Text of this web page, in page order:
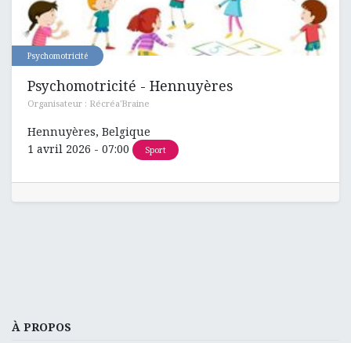
Psychomotricité
Psychomotricité - Hennuyères
Organisateur : Récréa'Braine
Hennuyères, Belgique
1 avril 2026 - 07:00 Sport
À PROPOS